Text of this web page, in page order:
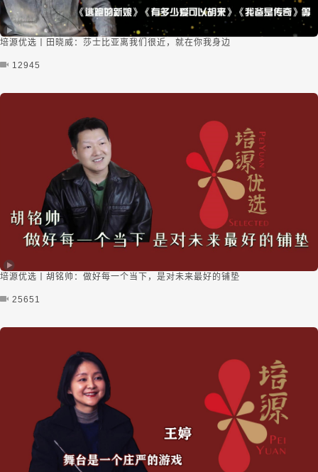
培源优选丨田晓威：莎士比亚离我们很近，就在你我身边
12945
培源优选丨胡铭帅：做好每一个当下，是对未来最好的铺垫
25651